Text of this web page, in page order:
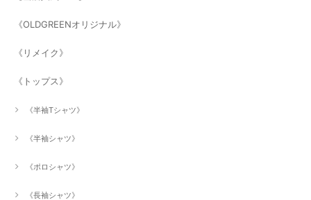
《OLDGREENオリジナル》
《リメイク》
《トップス》
《半袖Tシャツ》
《半袖シャツ》
《ポロシャツ》
《長袖シャツ》